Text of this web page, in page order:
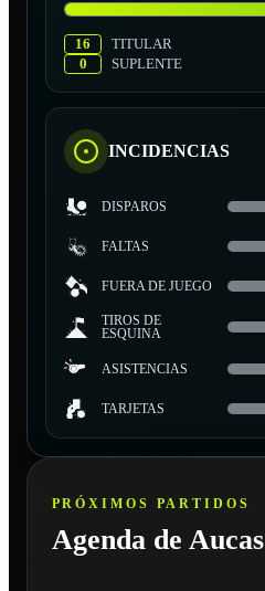
16
TITULAR
0
SUPLENTE
INCIDENCIAS
DISPAROS
FALTAS
FUERA DE JUEGO
TIROS DE
ESQUINA
ASISTENCIAS
TARJETAS
PRÓXIMOS PARTIDOS
Agenda de Aucas